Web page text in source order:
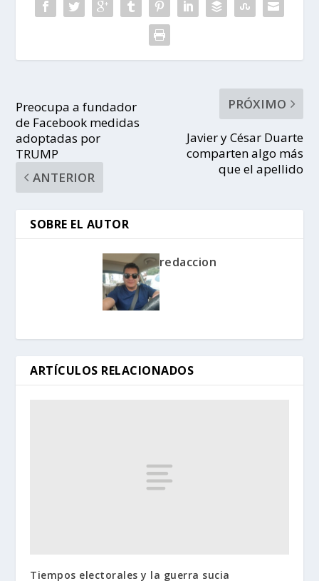
Preocupa a fundador
de Facebook medidas
adoptadas por
TRUMP
ANTERIOR
PRÓXIMO
Javier y César Duarte
comparten algo más
que el apellido
SOBRE EL AUTOR
redaccion
ARTÍCULOS RELACIONADOS
Tiempos electorales y la guerra sucia